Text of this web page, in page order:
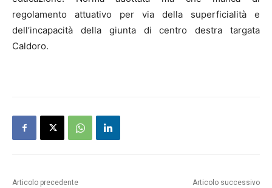
regolamento attuativo per via della superficialità e
dell’incapacità della giunta di centro destra targata
Caldoro.
Articolo precedente Articolo successivo